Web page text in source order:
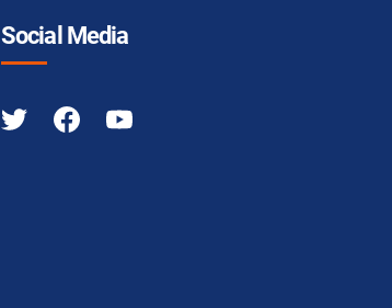
Social Media